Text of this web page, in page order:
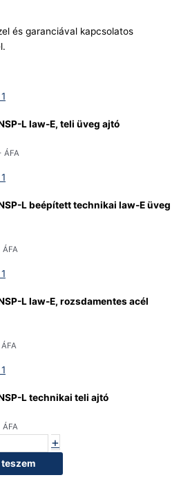
és garanciával kapcsolatos
L law-E, teli üveg ajtó
ÁFA
L beépített technikai law-E üveg
ÁFA
L law-E, rozsdamentes acél
L technikai teli ajtó
ÁFA
+